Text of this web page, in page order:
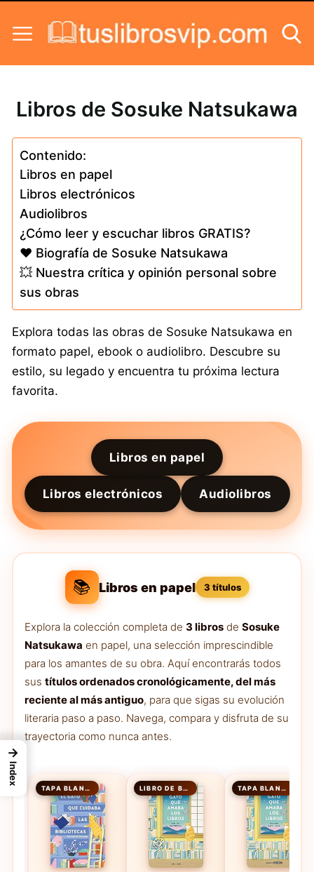
Libros de Sosuke Natsukawa
Contenido:
Libros en papel
Libros electrónicos
Audiolibros
¿Cómo leer y escuchar libros GRATIS?
❤️ Biografía de Sosuke Natsukawa
💥 Nuestra crítica y opinión personal sobre
sus obras
Explora todas las obras de Sosuke Natsukawa en
formato papel, ebook o audiolibro. Descubre su
estilo, su legado y encuentra tu próxima lectura
favorita.
Libros en papel
Libros electrónicos Audiolibros
📚 Libros en papel 3 títulos
Explora la colección completa de 3 libros de Sosuke
Natsukawa en papel, una selección imprescindible
para los amantes de su obra. Aquí encontrarás todos
sus títulos ordenados cronológicamente, del más
reciente al más antiguo, para que sigas su evolución
literaria paso a paso. Navega, compara y disfruta de su
trayectoria como nunca antes.
TAPA BLANDA LIBRO DE BOLSILLO TAPA BLANDA
→
Index